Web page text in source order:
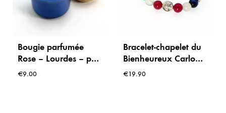
Bougie parfumée
Rose – Lourdes – pot
en verre bleu avec
€9.00
Bracelet-chapelet du
Bienheureux Carlo
Acutis – perles en
€19.90